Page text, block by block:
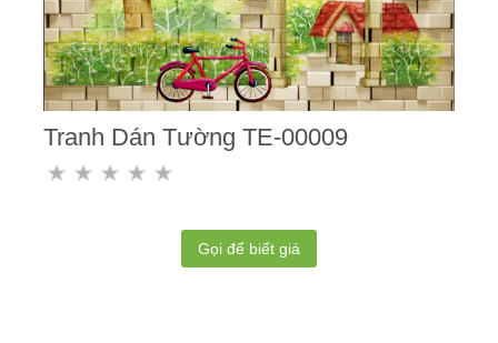
Tranh Dán Tường TE-00009
Gọi để biết giá